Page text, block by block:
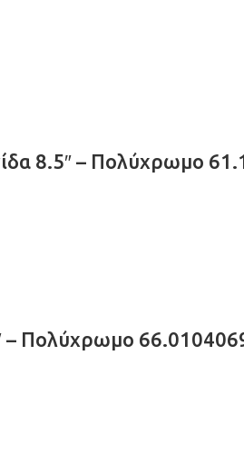
8.5″ – Πολύχρωμο
– Πολύχρωμο